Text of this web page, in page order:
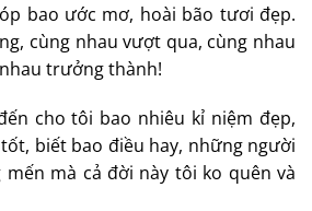
bao ước mơ, hoài bão tươi đẹp.
cùng nhau vượt qua, cùng nhau
trưởng thành!
cho tôi bao nhiêu kỉ niệm đẹp,
biết bao điều hay, những người
mà cả đời này tôi ko quên và